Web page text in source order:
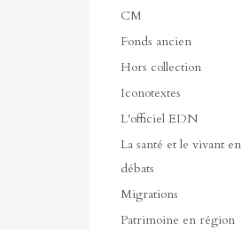
CM
Fonds ancien
Hors collection
Iconotextes
L'officiel EDN
La santé et le vivant en
débats
Migrations
Patrimoine en région